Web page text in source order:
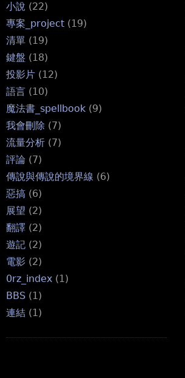
小說 (22)
專案_project (19)
清單 (19)
鍵盤 (18)
投影片 (12)
語言 (10)
魔法書_spellbook (9)
我會刪除 (7)
流量分析 (7)
評論 (7)
傳說與傳說的境界線 (6)
惡搞 (6)
展望 (2)
翻譯 (2)
遊記 (2)
電影 (2)
0rz_index (1)
BBS (1)
連結 (1)